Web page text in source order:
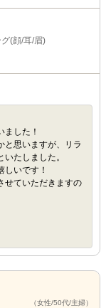
(顔/耳/眉)
した！
と思いますが、リラ
たしました。
いです！
せていただきますの
（女性/50代/主婦）